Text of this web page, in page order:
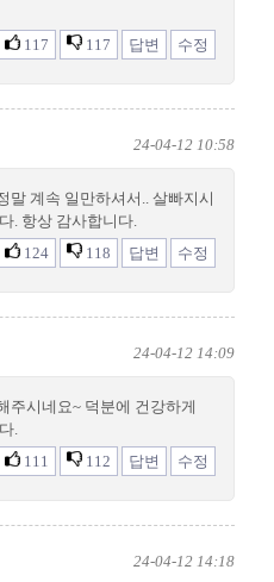
117
117 답변 수정
24-04-12 10:58
말 계속 일만하셔서.. 살빠지시
. 항상 감사합니다.
124
118 답변 수정
24-04-12 14:09
주시네요~ 덕분에 건강하게
.
111
112 답변 수정
24-04-12 14:18